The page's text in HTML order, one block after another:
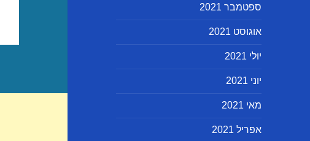
ספטמבר 2021
אוגוסט 2021
יולי 2021
יוני 2021
מאי 2021
אפריל 2021